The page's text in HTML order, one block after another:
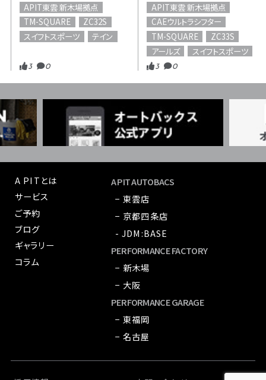
APIT東雲 新木場拠点
TM-SQUARE
ZC32S
スイフトスポーツ
テイン
3 0
APIT東雲 新木場拠点
CAEウルトラシフター
TM-SQUARE
ZC33S
アールズ
スイフトスポーツ
3 0
A PITとは
サービス
ご予約
ブログ
ギャラリー
コラム
A PIT AUTOBACS
− 東雲店
− 京都四条店
- JDM:BASE
PERFORMANCE FACTORY
− 新木場
− 大阪
PERFORMANCE GARAGE
− 東福岡
− 名古屋